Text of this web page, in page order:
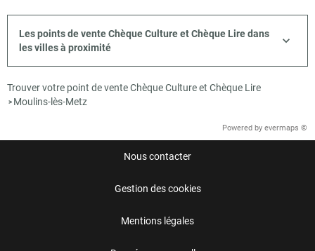
Les points de vente Chèque Culture et Chèque Lire dans
les villes à proximité
Trouver votre point de vente Chèque Culture et Chèque Lire
> Moulins-lès-Metz
Powered by evermaps ©
Nous contacter
Gestion des cookies
Mentions légales